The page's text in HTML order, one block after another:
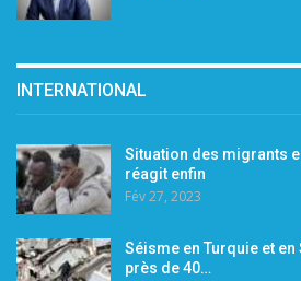
INTERNATIONAL
Situation des migrants
réagit enfin
Fév 27, 2023
Séisme en Turquie et
près de 40…